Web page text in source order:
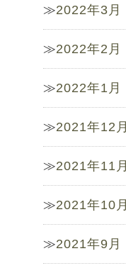
2022年3月
2022年2月
2022年1月
2021年12月
2021年11月
2021年10月
2021年9月